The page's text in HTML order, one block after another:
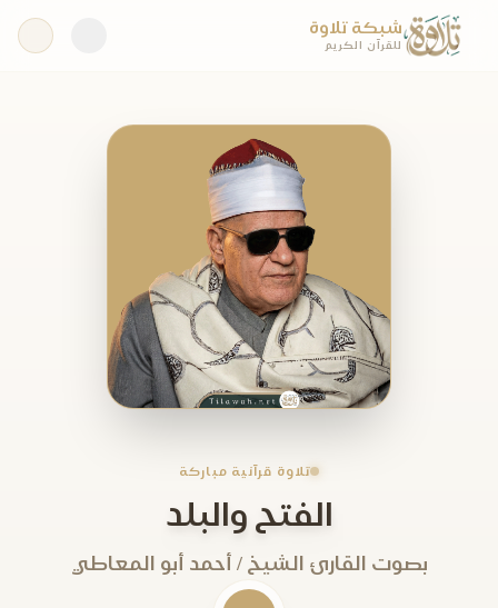
شبكة تلاوة
للقرآن الكريم
تلاوة قرآنية مباركة
الفتح والبلد
بصوت القارئ الشيخ / أحمد أبو المعاطي